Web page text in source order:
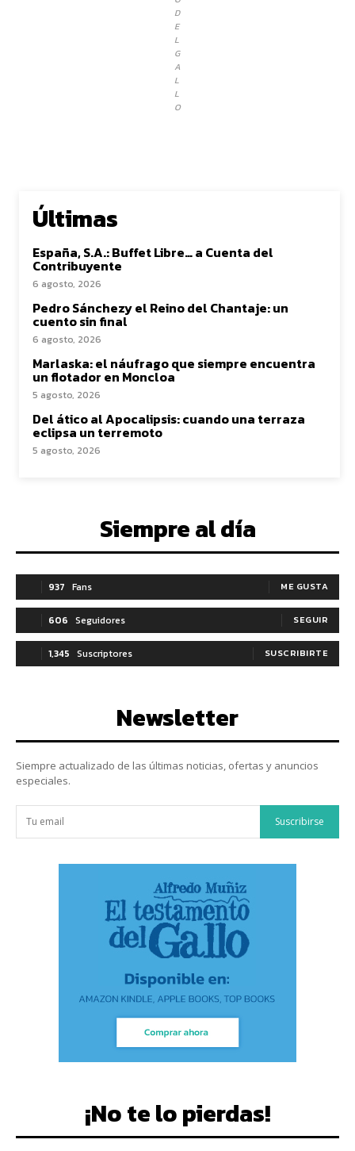
D
E
L
G
A
L
L
O
Últimas
España, S.A.: Buffet Libre… a Cuenta del
Contribuyente
6 agosto, 2026
Pedro Sánchezy el Reino del Chantaje: un
cuento sin final
6 agosto, 2026
Marlaska: el náufrago que siempre encuentra
un flotador en Moncloa
5 agosto, 2026
Del ático al Apocalipsis: cuando una terraza
eclipsa un terremoto
5 agosto, 2026
Siempre al día
937 Fans ME GUSTA
606 Seguidores SEGUIR
1,345 Suscriptores SUSCRIBIRTE
Newsletter
Siempre actualizado de las últimas noticias, ofertas y anuncios
especiales.
Suscribirse
¡No te lo pierdas!